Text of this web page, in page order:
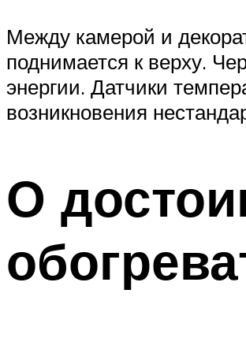
Между камерой и
поднимается к верху.
энергии. Датчики
возникновения
О